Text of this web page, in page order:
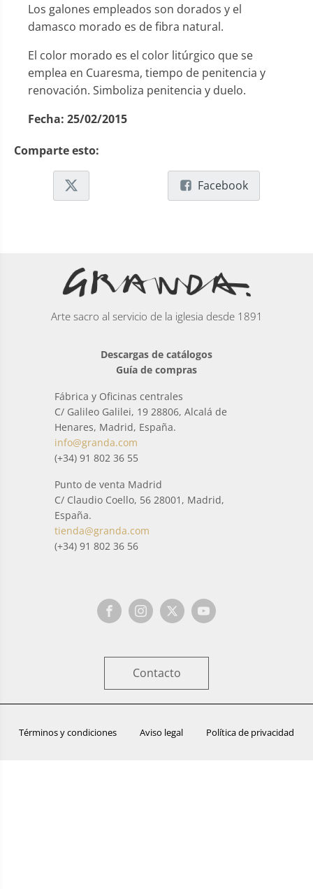
Los galones empleados son dorados y el
damasco morado es de fibra natural.
El color morado es el color litúrgico que se
emplea en Cuaresma, tiempo de penitencia y
renovación. Simboliza penitencia y duelo.
Fecha: 25/02/2015
Comparte esto:
Facebook
Arte sacro al servicio de la iglesia desde 1891
Descargas de catálogos
Guía de compras
Fábrica y Oficinas centrales
C/ Galileo Galilei, 19 28806, Alcalá de
Henares, Madrid, España.
info@granda.com
(+34) 91 802 36 55
Punto de venta Madrid
C/ Claudio Coello, 56 28001, Madrid,
España.
tienda@granda.com
(+34) 91 802 36 56
Contacto
Términos y condiciones Aviso legal Política de privacidad